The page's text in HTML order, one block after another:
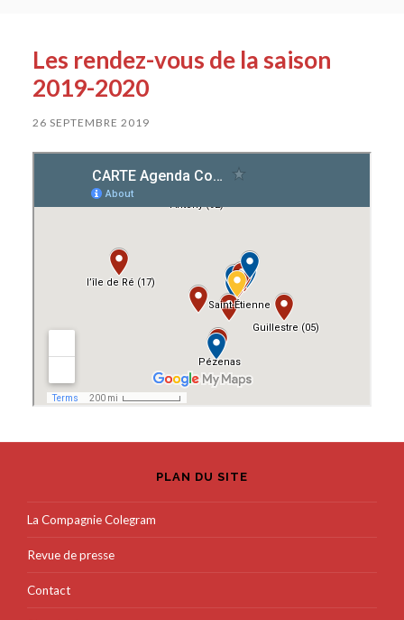
Les rendez-vous de la saison
2019-2020
26 SEPTEMBRE 2019
PLAN DU SITE
La Compagnie Colegram
Revue de presse
Contact